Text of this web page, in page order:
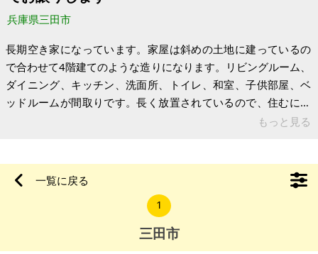
兵庫県三田市
長期空き家になっています。家屋は斜めの土地に建っているの
で合わせて4階建てのような造りになります。リビングルーム、
ダイニング、キッチン、洗面所、トイレ、和室、子供部屋、ベ
ッドルームが間取りです。長く放置されているので、住むには
建て直し、またはリノベーションが必要です。田園と川に囲ま
しの手数料だけしか頂きませんので、安価で一軒家に住めるチ
ャンスと思います。車で15分程度でイオンのショッピングモー
ル、30分程度の距離にアウトレットモールがあります。 【物件
概要】※古屋付土地（現状引渡し
もっと見る
一覧に戻る
1
三田市